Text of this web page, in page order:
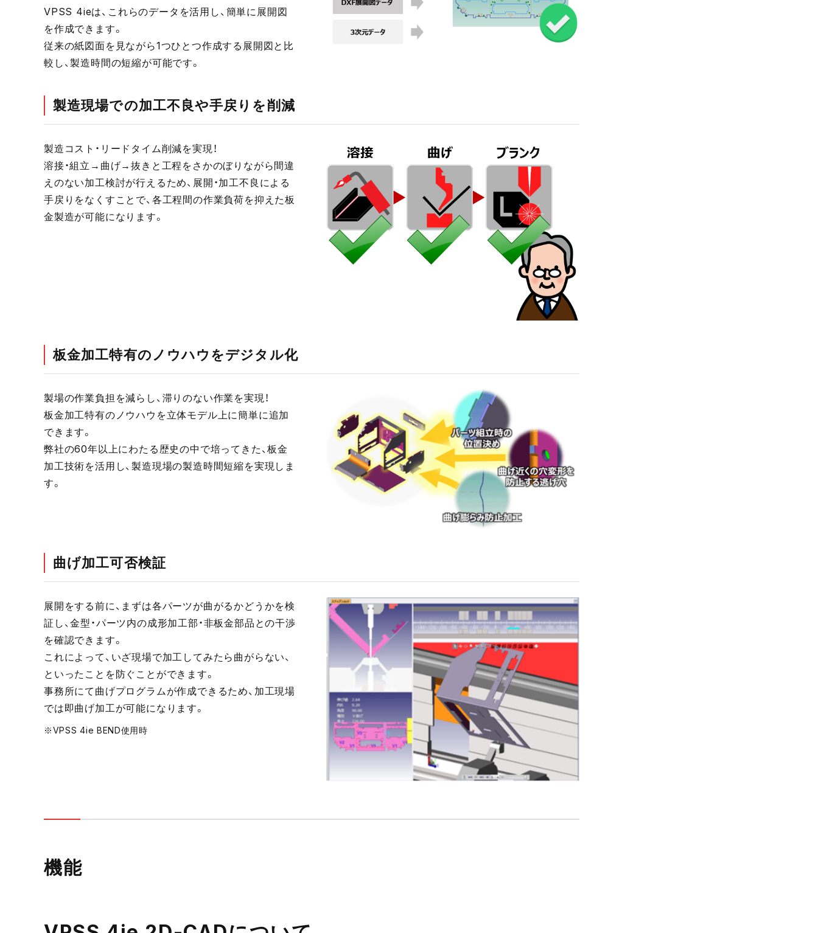
VPSS 4ieは、これらのデータを活用し、簡単に展開図
を作成できます。
従来の紙図面を見ながら1つひとつ作成する展開図と比
較し、製造時間の短縮が可能です。
製造現場での加工不良や手戻りを削減
製造コスト・リードタイム削減を実現！
溶接・組立→曲げ→抜きと工程をさかのぼりながら間違
えのない加工検討が行えるため、展開・加工不良による
手戻りをなくすことで、各工程間の作業負荷を抑えた板
金製造が可能になります。
板金加工特有のノウハウをデジタル化
製場の作業負担を減らし、滞りのない作業を実現！
板金加工特有のノウハウを立体モデル上に簡単に追加
できます。
弊社の60年以上にわたる歴史の中で培ってきた、板金
加工技術を活用し、製造現場の製造時間短縮を実現しま
す。
曲げ加工可否検証
展開をする前に、まずは各パーツが曲がるかどうかを検
証し、金型・パーツ内の成形加工部・非板金部品との干渉
を確認できます。
これによって、いざ現場で加工してみたら曲がらない、
といったことを防ぐことができます。
事務所にて曲げプログラムが作成できるため、加工現場
では即曲げ加工が可能になります。
※VPSS 4ie BEND使用時
機能